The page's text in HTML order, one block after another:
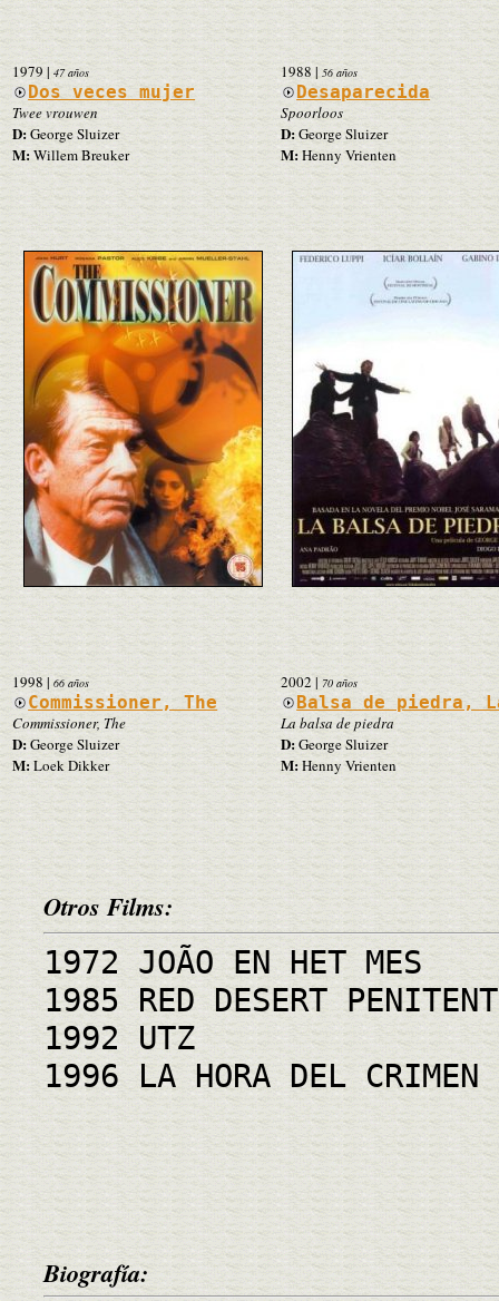
1979 | 47 años
Dos veces mujer
Twee vrouwen
D:George Sluizer
M:Willem Breuker
1988 |56 años
Desaparecida
Spoorloos
D:George Sluizer
M:Henny Vrienten
1998| 66 años
Commissioner, The
Commissioner, The
D:George Sluizer
M:Loek Dikker
2002|70 años
Balsa de piedra,
La balsa de piedra
D:George Sluizer
M:Henny Vrienten
Otros Films:
1972 JOÃO EN HET MES
1985 RED DESERT
1992 UTZ
1996 LA HORA DEL CRIMEN
Biografía: